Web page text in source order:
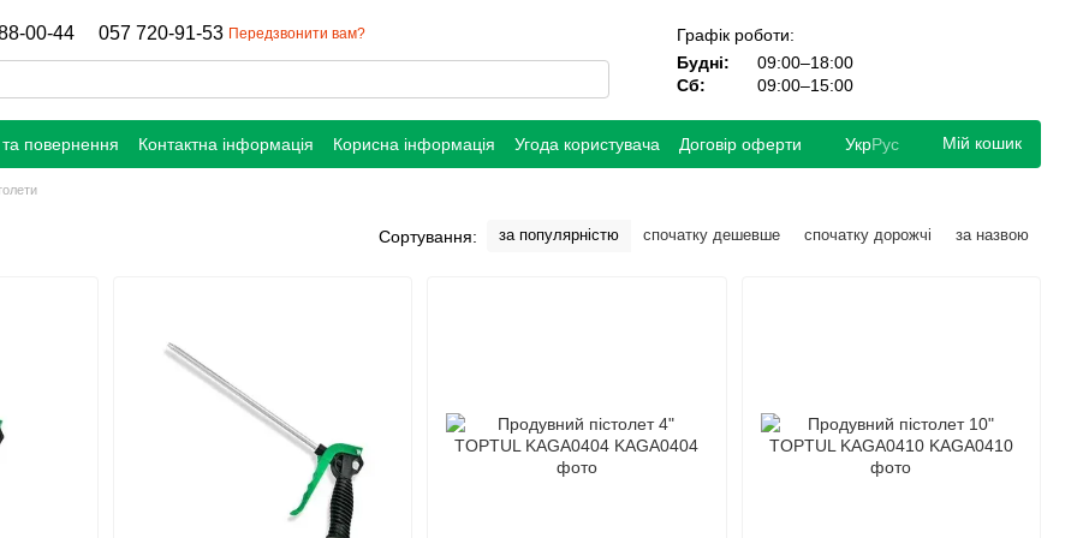
00-44 057 720-91-53 Передзвонити вам?
Графік роботи:
Будні:
09:00–18:00
Сб:
09:00–15:00
повернення Контактна інформація Корисна інформація Угода користувача Договір оферти УкрРус Мій кошик
Сортування: за популярністю спочатку дешевше спочатку дорожчі за назвою